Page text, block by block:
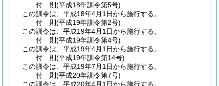
付 則(平成18年訓令第5号)
この訓令は、平成18年4月1日から施行する。
付 則(平成19年訓令第2号)
この訓令は、平成19年4月1日から施行する。
付 則(平成19年訓令第4号)
この訓令は、平成19年4月1日から施行する。
付 則(平成19年訓令第14号)
この訓令は、平成19年7月1日から施行する。
付 則(平成20年訓令第7号)
この訓令は、平成20年4月1日から施行する。